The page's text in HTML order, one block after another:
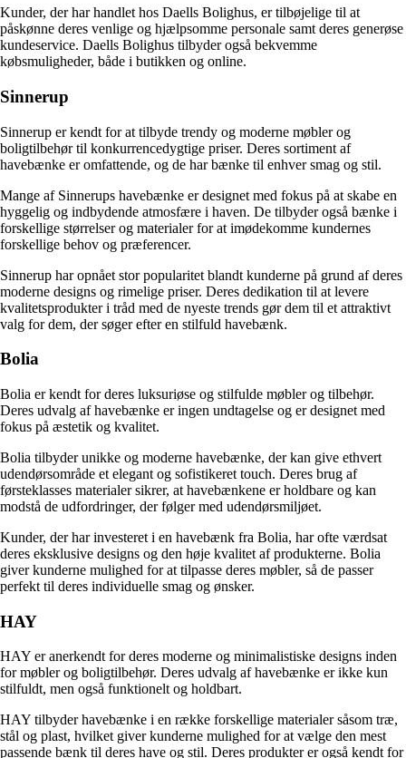
Kunder, der har handlet hos Daells Bolighus, er tilbøjelige til at
påskønne deres venlige og hjælpsomme personale samt deres generøse
kundeservice. Daells Bolighus tilbyder også bekvemme
købsmuligheder, både i butikken og online.
Sinnerup
Sinnerup er kendt for at tilbyde trendy og moderne møbler og
boligtilbehør til konkurrencedygtige priser. Deres sortiment af
havebænke er omfattende, og de har bænke til enhver smag og stil.
Mange af Sinnerups havebænke er designet med fokus på at skabe en
hyggelig og indbydende atmosfære i haven. De tilbyder også bænke i
forskellige størrelser og materialer for at imødekomme kundernes
forskellige behov og præferencer.
Sinnerup har opnået stor popularitet blandt kunderne på grund af deres
moderne designs og rimelige priser. Deres dedikation til at levere
kvalitetsprodukter i tråd med de nyeste trends gør dem til et attraktivt
valg for dem, der søger efter en stilfuld havebænk.
Bolia
Bolia er kendt for deres luksuriøse og stilfulde møbler og tilbehør.
Deres udvalg af havebænke er ingen undtagelse og er designet med
fokus på æstetik og kvalitet.
Bolia tilbyder unikke og moderne havebænke, der kan give ethvert
udendørsområde et elegant og sofistikeret touch. Deres brug af
førsteklasses materialer sikrer, at havebænkene er holdbare og kan
modstå de udfordringer, der følger med udendørsmiljøet.
Kunder, der har investeret i en havebænk fra Bolia, har ofte værdsat
deres eksklusive designs og den høje kvalitet af produkterne. Bolia
giver kunderne mulighed for at tilpasse deres møbler, så de passer
perfekt til deres individuelle smag og ønsker.
HAY
HAY er anerkendt for deres moderne og minimalistiske designs inden
for møbler og boligtilbehør. Deres udvalg af havebænke er ikke kun
stilfuldt, men også funktionelt og holdbart.
HAY tilbyder havebænke i en række forskellige materialer såsom træ,
stål og plast, hvilket giver kunderne mulighed for at vælge den mest
passende bænk til deres have og stil. Deres produkter er også kendt for